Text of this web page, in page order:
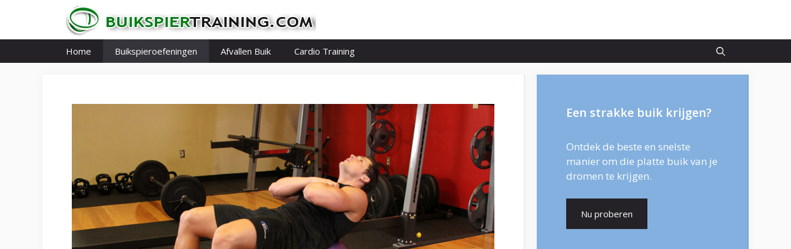
de
Home Buikspieroefeningen Afvallen Buik Cardio Training
Een strakke buik krijgen?
Ontdek de beste en snelste
manier om die platte buik van je
dromen te krijgen.
Nu proberen